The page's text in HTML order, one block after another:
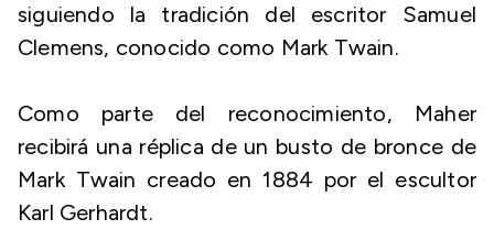
siguiendo la tradición del escritor Samuel
Clemens, conocido como Mark Twain.
Como parte del reconocimiento, Maher
recibirá una réplica de un busto de bronce de
Mark Twain creado en 1884 por el escultor
Karl Gerhardt.